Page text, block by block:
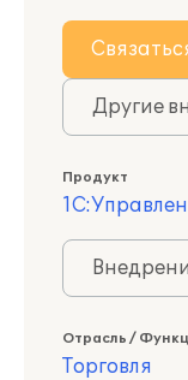
Другие
Продукт
Отрасль /
Торговля